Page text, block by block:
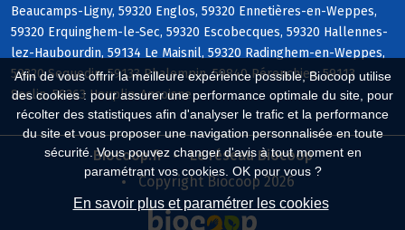
Afin de vous offrir la meilleure expérience possible, Biocoop utilise
des cookies : pour assurer une performance optimale du site, pour
récolter des statistiques afin d'analyser le trafic et la performance
du site et vous proposer une navigation personnalisée en toute
sécurité. Vous pouvez changer d'avis à tout moment en
paramétrant vos cookies. OK pour vous ?
En savoir plus et paramétrer les cookies
Beaucamps-Ligny, 59320 Englos, 59320 Ennetières-en-Weppes,
59320 Erquinghem-le-Sec, 59320 Escobecques, 59320 Hallennes-
lez-Haubourdin, 59134 Le Maisnil, 59320 Radinghem-en-Weppes,
59320 Sequedin, 59133 Phalempin, 59840 Pérenchies, 59113
Seclin, 59263 Houplin-Ancoisne
Biocoop.fr
Le réseau Biocoop
Copyright Biocoop 2026